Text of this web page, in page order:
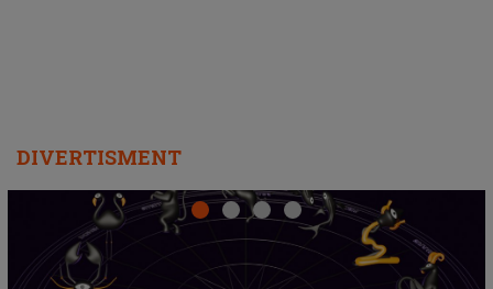
DIVERTISMENT